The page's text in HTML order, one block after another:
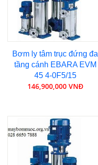
Bơm ly tâm trục đứng đa
tầng cánh EBARA EVM
45 4-0F5/15
146,900,000 VNĐ